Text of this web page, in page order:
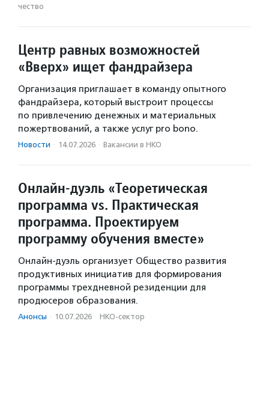
чест­во
Центр равных возможностей
«Вверх» ищет фандрайзера
Организация приглашает в команду опытного
фандрайзера, который выстроит процессы
по привлечению денежных и материальных
пожертвований, а также услуг pro bono.
Новости · 14.07.2026 · Вакансии в НКО
Онлайн-дуэль «Теоретическая
программа vs. Практическая
программа. Проектируем
программу обучения вместе»
Онлайн-дуэль организует Общество развития
продуктивных инициатив для формирования
программы трехдневной резиденции для
продюсеров образования.
Анонсы · 10.07.2026 · НКО-сектор